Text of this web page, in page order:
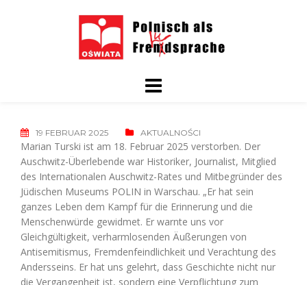
19 FEBRUAR 2025 AKTUALNOŚCI
Marian Turski ist am 18. Februar 2025 verstorben. Der
Auschwitz-Überlebende war Historiker, Journalist, Mitglied
des Internationalen Auschwitz-Rates und Mitbegründer des
Jüdischen Museums POLIN in Warschau. „Er hat sein
ganzes Leben dem Kampf für die Erinnerung und die
Menschenwürde gewidmet. Er warnte uns vor
Gleichgültigkeit, verharmlosenden Äußerungen von
Antisemitismus, Fremdenfeindlichkeit und Verachtung des
Andersseins. Er hat uns gelehrt, dass Geschichte nicht nur
die Vergangenheit ist, sondern eine Verpflichtung zum